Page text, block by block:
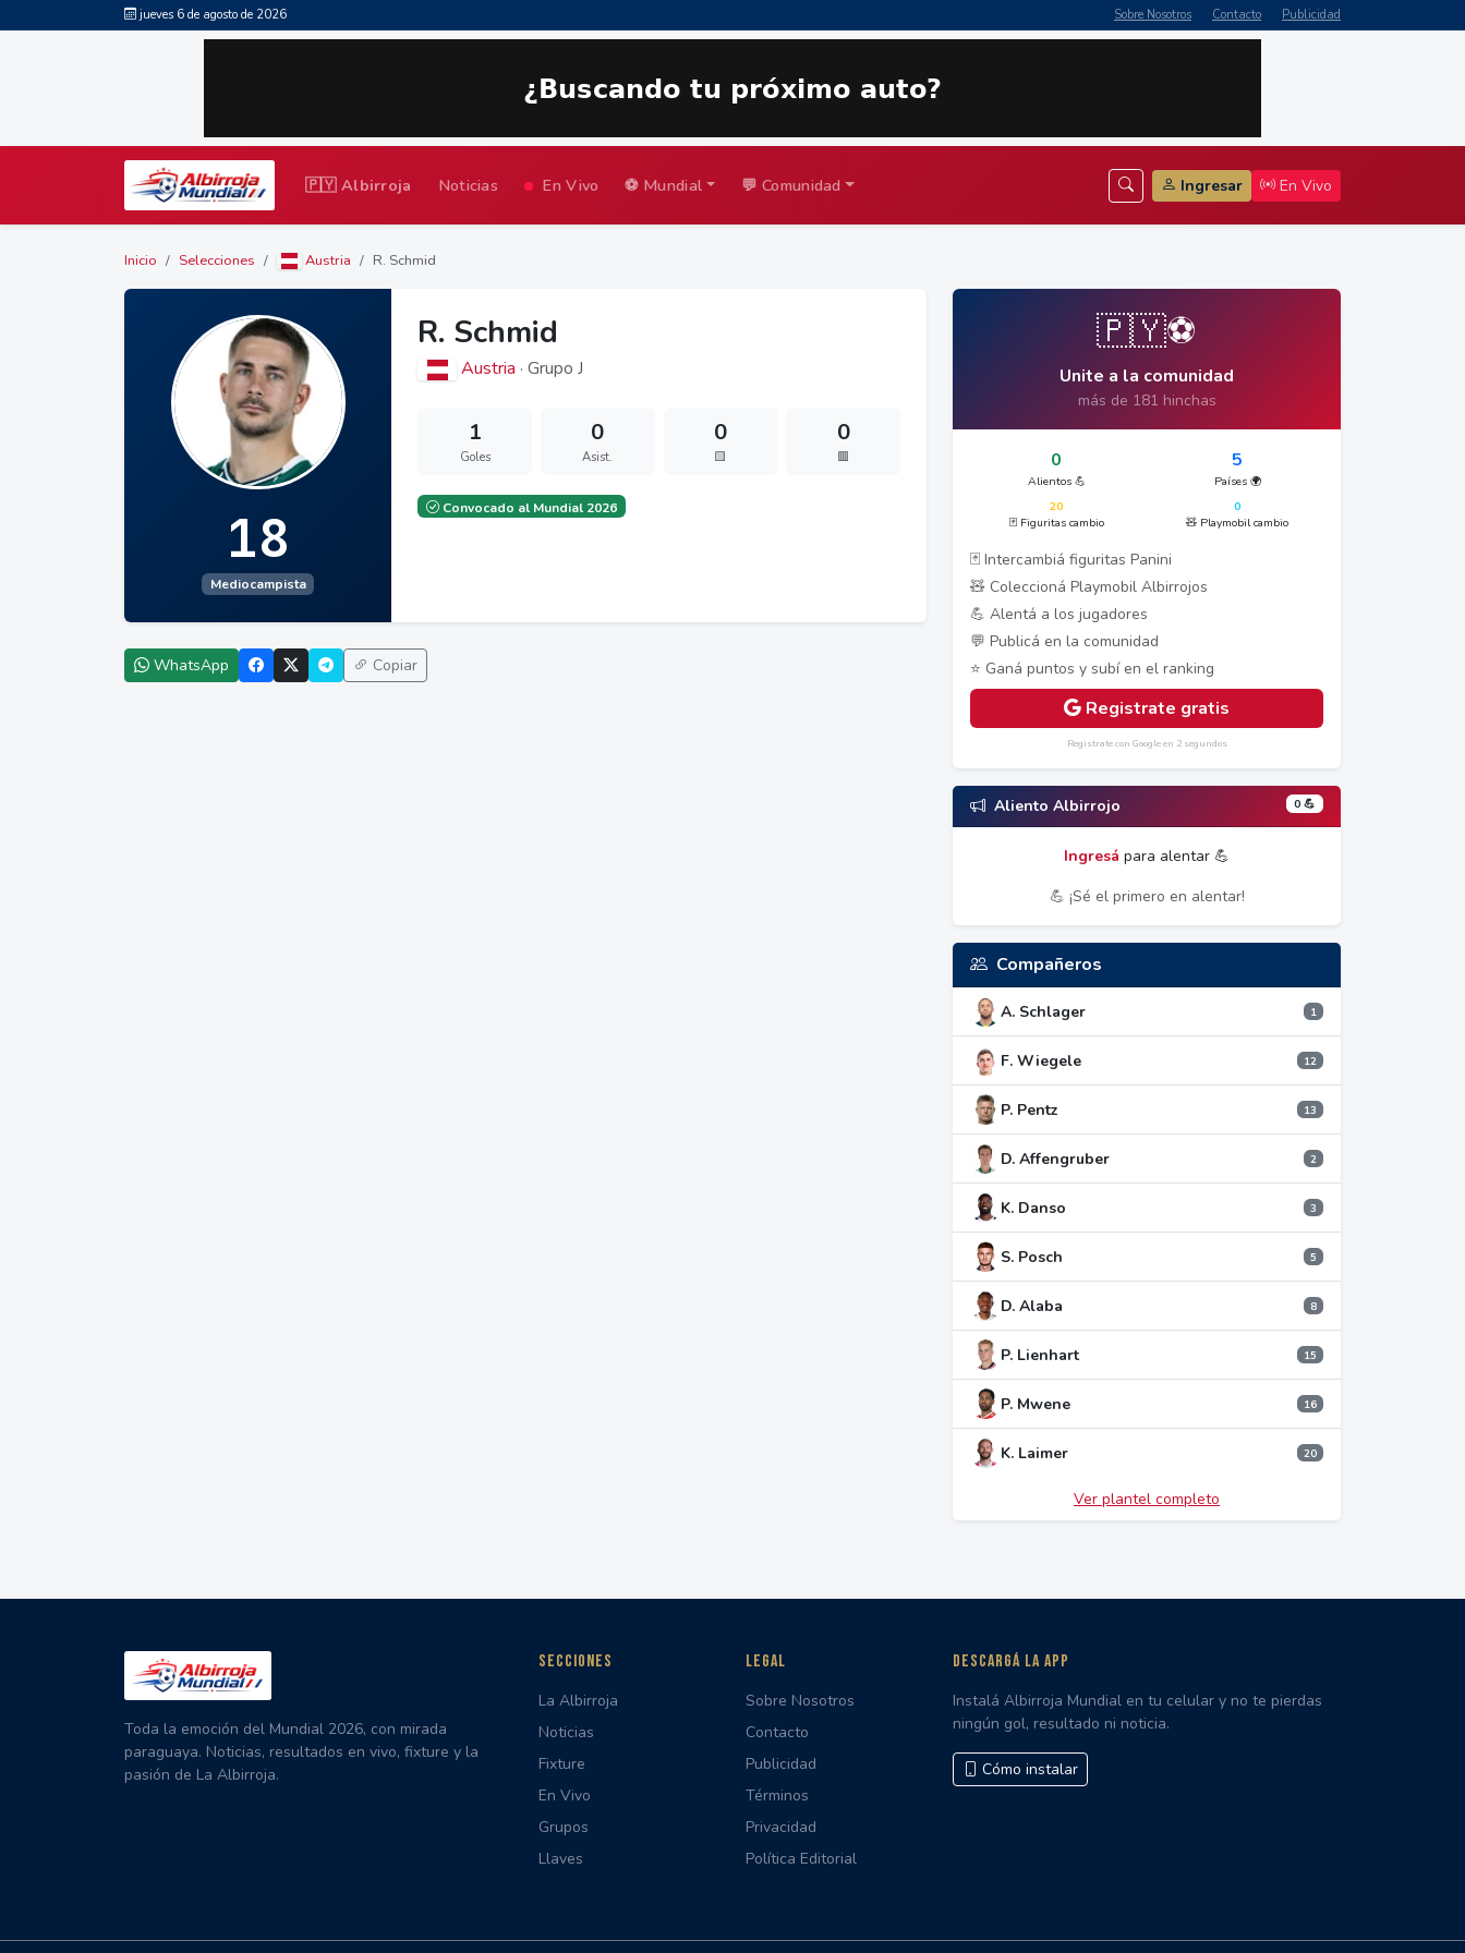
jueves 6 de agosto de 2026 Sobre Nosotros Contacto Publicidad
🇵🇾 Albirroja Noticias En Vivo ⚽ Mundial 💬 Comunidad Ingresar En Vivo
Inicio Selecciones Austria R. Schmid
18
Mediocampista
R. Schmid
Austria · Grupo J
1
Goles
0
Asist.
0
🟨
0
🟥
Convocado al Mundial 2026
WhatsApp Copiar
🇵🇾⚽
Unite a la comunidad
más de 181 hinchas
0
Alientos 💪
5
Países 🌍
20
🃏 Figuritas cambio
0
🧸 Playmobil cambio
🃏 Intercambiá figuritas Panini
🧸 Coleccioná Playmobil Albirrojos
💪 Alentá a los jugadores
💬 Publicá en la comunidad
⭐ Ganá puntos y subí en el ranking
Registrate gratis
Registrate con Google en 2 segundos
Aliento Albirrojo 0 💪
Ingresá para alentar 💪
💪 ¡Sé el primero en alentar!
Compañeros
A. Schlager 1
F. Wiegele 12
P. Pentz 13
D. Affengruber 2
K. Danso 3
S. Posch 5
D. Alaba 8
P. Lienhart 15
P. Mwene 16
K. Laimer 20
Ver plantel completo
Toda la emoción del Mundial 2026, con mirada
paraguaya. Noticias, resultados en vivo, fixture y la
pasión de La Albirroja.
SECCIONES
La Albirroja
Noticias
Fixture
En Vivo
Grupos
Llaves
LEGAL
Sobre Nosotros
Contacto
Publicidad
Términos
Privacidad
Política Editorial
DESCARGÁ LA APP
Instalá Albirroja Mundial en tu celular y no te pierdas
ningún gol, resultado ni noticia.
Cómo instalar